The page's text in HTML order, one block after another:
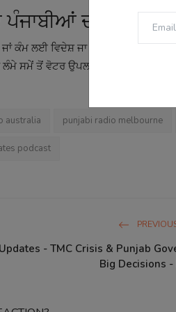
ਪੰਜਾਬੀਆਂ ਦੀਆਂ ਵੋਟਾਂ
ਕੰਮ ਲਈ ਵਿਦੇਸ਼ ਜਾ ਚੁੱਕੇ ਹਨ, ਉਹਨਾਂ ਦੇ
ਸਮੇਂ ਤੋਂ ਵੋਟਰ ਉਪਲਬਧ ਨਹੀਂ ਮਿਲਦਾ, ਤਾਂ
australia punjabi radio melbourne
podcast
- TMC Crisis & Punjab
Big Decisions -